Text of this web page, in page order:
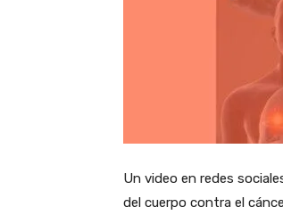
Un video en redes
del cuerpo contra el